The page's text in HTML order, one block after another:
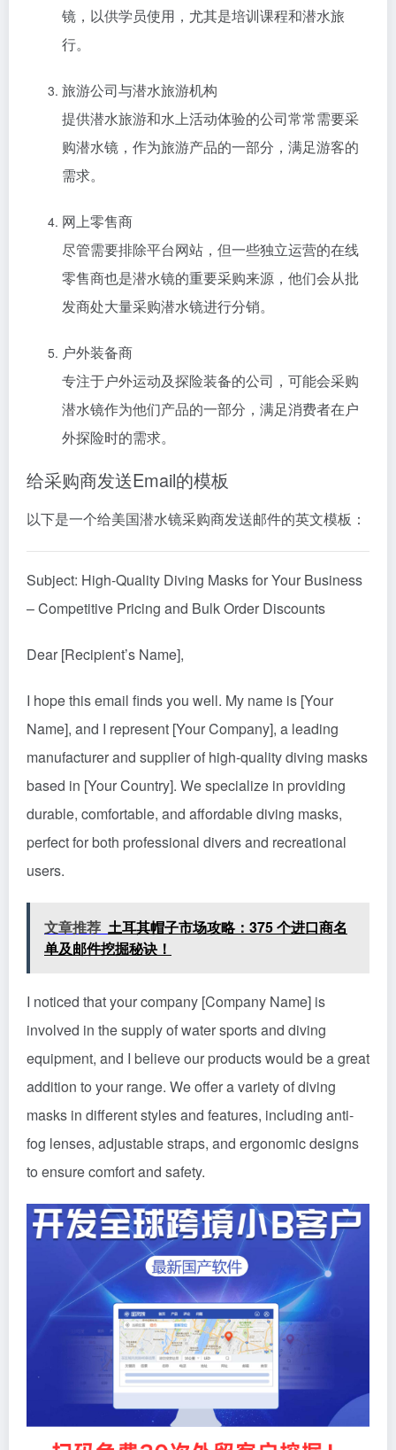
镜，以供学员使用，尤其是培训课程和潜水旅
行。
旅游公司与潜水旅游机构
提供潜水旅游和水上活动体验的公司常常需要采
购潜水镜，作为旅游产品的一部分，满足游客的
需求。
网上零售商
尽管需要排除平台网站，但一些独立运营的在线
零售商也是潜水镜的重要采购来源，他们会从批
发商处大量采购潜水镜进行分销。
户外装备商
专注于户外运动及探险装备的公司，可能会采购
潜水镜作为他们产品的一部分，满足消费者在户
外探险时的需求。
给采购商发送Email的模板
以下是一个给美国潜水镜采购商发送邮件的英文模板：
Subject: High-Quality Diving Masks for Your Business
– Competitive Pricing and Bulk Order Discounts
Dear [Recipient’s Name],
I hope this email finds you well. My name is [Your
Name], and I represent [Your Company], a leading
manufacturer and supplier of high-quality diving masks
based in [Your Country]. We specialize in providing
durable, comfortable, and affordable diving masks,
perfect for both professional divers and recreational
users.
文章推荐 土耳其帽子市场攻略：375 个进口商名
单及邮件挖掘秘诀！
I noticed that your company [Company Name] is
involved in the supply of water sports and diving
equipment, and I believe our products would be a great
addition to your range. We offer a variety of diving
masks in different styles and features, including anti-
fog lenses, adjustable straps, and ergonomic designs
to ensure comfort and safety.